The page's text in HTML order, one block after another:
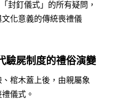
封釘儀式」的所有疑問，
化意義的傳統喪禮儀
驗屍制度的禮俗演變
、棺木蓋上後，由親屬象
儀式。